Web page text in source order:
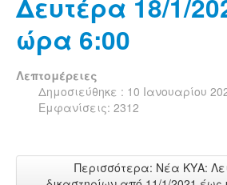
Δευτέρα 18/1/
ώρα 6:00
Λεπτομέρειες
Δημοσιεύθηκε : 10 Ιανουαρίου
Εμφανίσεις: 2312
Περισσότερα: Νέα ΚΥΑ: